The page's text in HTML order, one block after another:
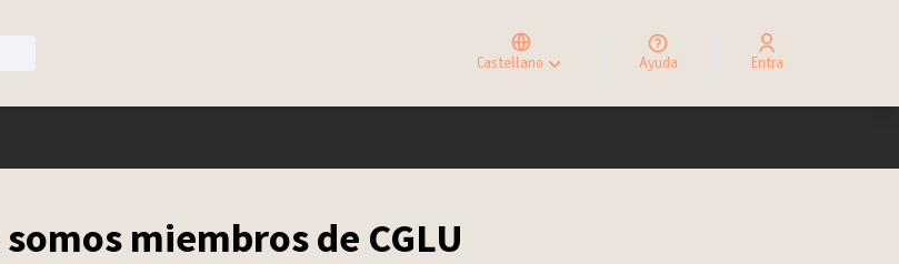
Castellano
Elegir el idioma
Choose language
Ayuda Entra
miembros de CGLU